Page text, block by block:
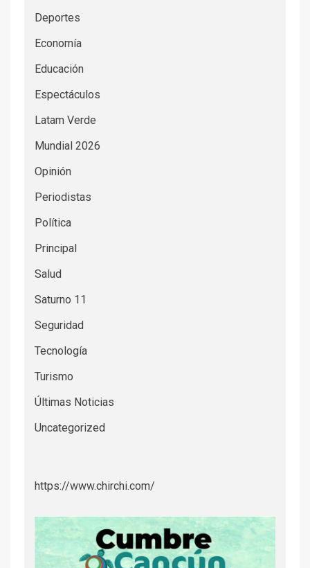
Deportes
Economía
Educación
Espectáculos
Latam Verde
Mundial 2026
Opinión
Periodistas
Política
Principal
Salud
Saturno 11
Seguridad
Tecnología
Turismo
Últimas Noticias
Uncategorized
https://www.chirchi.com/